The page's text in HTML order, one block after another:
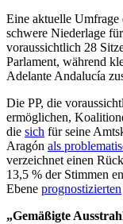
Eine aktuelle
schwere Niederlage
voraussichtlich 28
Parlament, während
Adelante Andalucía
Die PP, die
ermöglichen,
die sich für seine
Aragón als
verzeichnet einen
13,5 % der Stimmen
Ebene prognostizierten
„Gemäßigte